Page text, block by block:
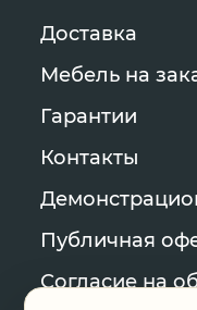
Доставка
Мебель на
Гарантии
Контакты
Публичная
Согласие на